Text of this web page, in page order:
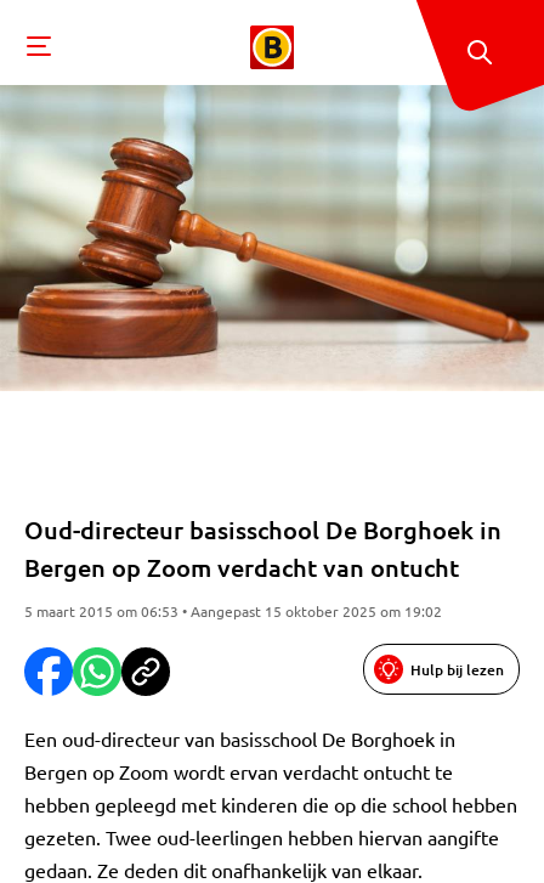
Oud-directeur basisschool De Borghoek in
Bergen op Zoom verdacht van ontucht
5 maart 2015 om 06:53 • Aangepast 15 oktober 2025 om 19:02
Hulp bij lezen
Een oud-directeur van basisschool De Borghoek in
Bergen op Zoom wordt ervan verdacht ontucht te
hebben gepleegd met kinderen die op die school hebben
gezeten. Twee oud-leerlingen hebben hiervan aangifte
gedaan. Ze deden dit onafhankelijk van elkaar.